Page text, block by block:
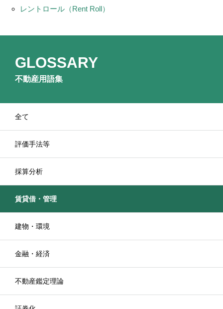
レントロール（Rent Roll）
GLOSSARY
不動産用語集
全て
評価手法等
採算分析
賃貸借・管理
建物・環境
金融・経済
不動産鑑定理論